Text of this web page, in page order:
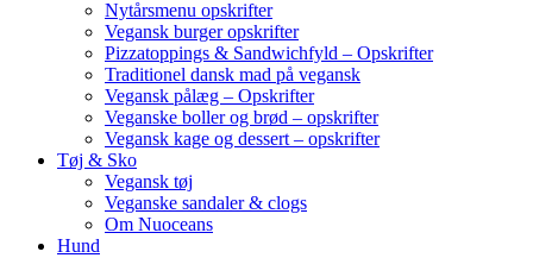
Nytårsmenu opskrifter
Vegansk burger opskrifter
Pizzatoppings & Sandwichfyld – Opskrifter
Traditionel dansk mad på vegansk
Vegansk pålæg – Opskrifter
Veganske boller og brød – opskrifter
Vegansk kage og dessert – opskrifter
Tøj & Sko
Vegansk tøj
Veganske sandaler & clogs
Om Nuoceans
Hund